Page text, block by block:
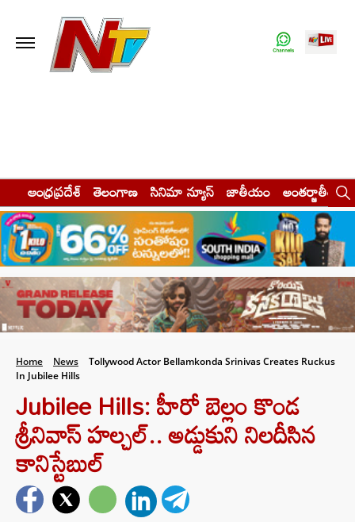
ఆంధ్రప్రదేశ్ తెలంగాణ సినిమా న్యూస్ జాతీయం అంతర్జాతీయం
Home News
Tollywood Actor Bellamkonda Srinivas Creates Ruckus
In Jubilee Hills
Jubilee Hills: హీరో బెల్లం కొండ
శ్రీనివాస్ హల్చల్.. అడ్డుకుని నిలదీసిన
కానిస్టేబుల్